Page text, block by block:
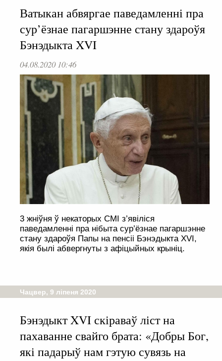
Ватыкан абвяргае паведамленні пра
сур’ёзнае пагаршэнне стану здароўя
Бэнэдыкта XVI
04.08.2020 10:46
3 жніўня ў некаторых СМІ з’явіліся
паведамленні пра нібыта сур’ёзнае пагаршэнне
стану здароўя Папы на пенсіі Бэнэдыкта XVI,
якія былі абвергнуты з афіцыйных крыніц.
Чацвер, 9 ліпеня 2020
Бэнэдыкт XVI скіраваў ліст на
пахаванне свайго брата: «Добры Бог,
які падарыў нам гэтую сувязь на